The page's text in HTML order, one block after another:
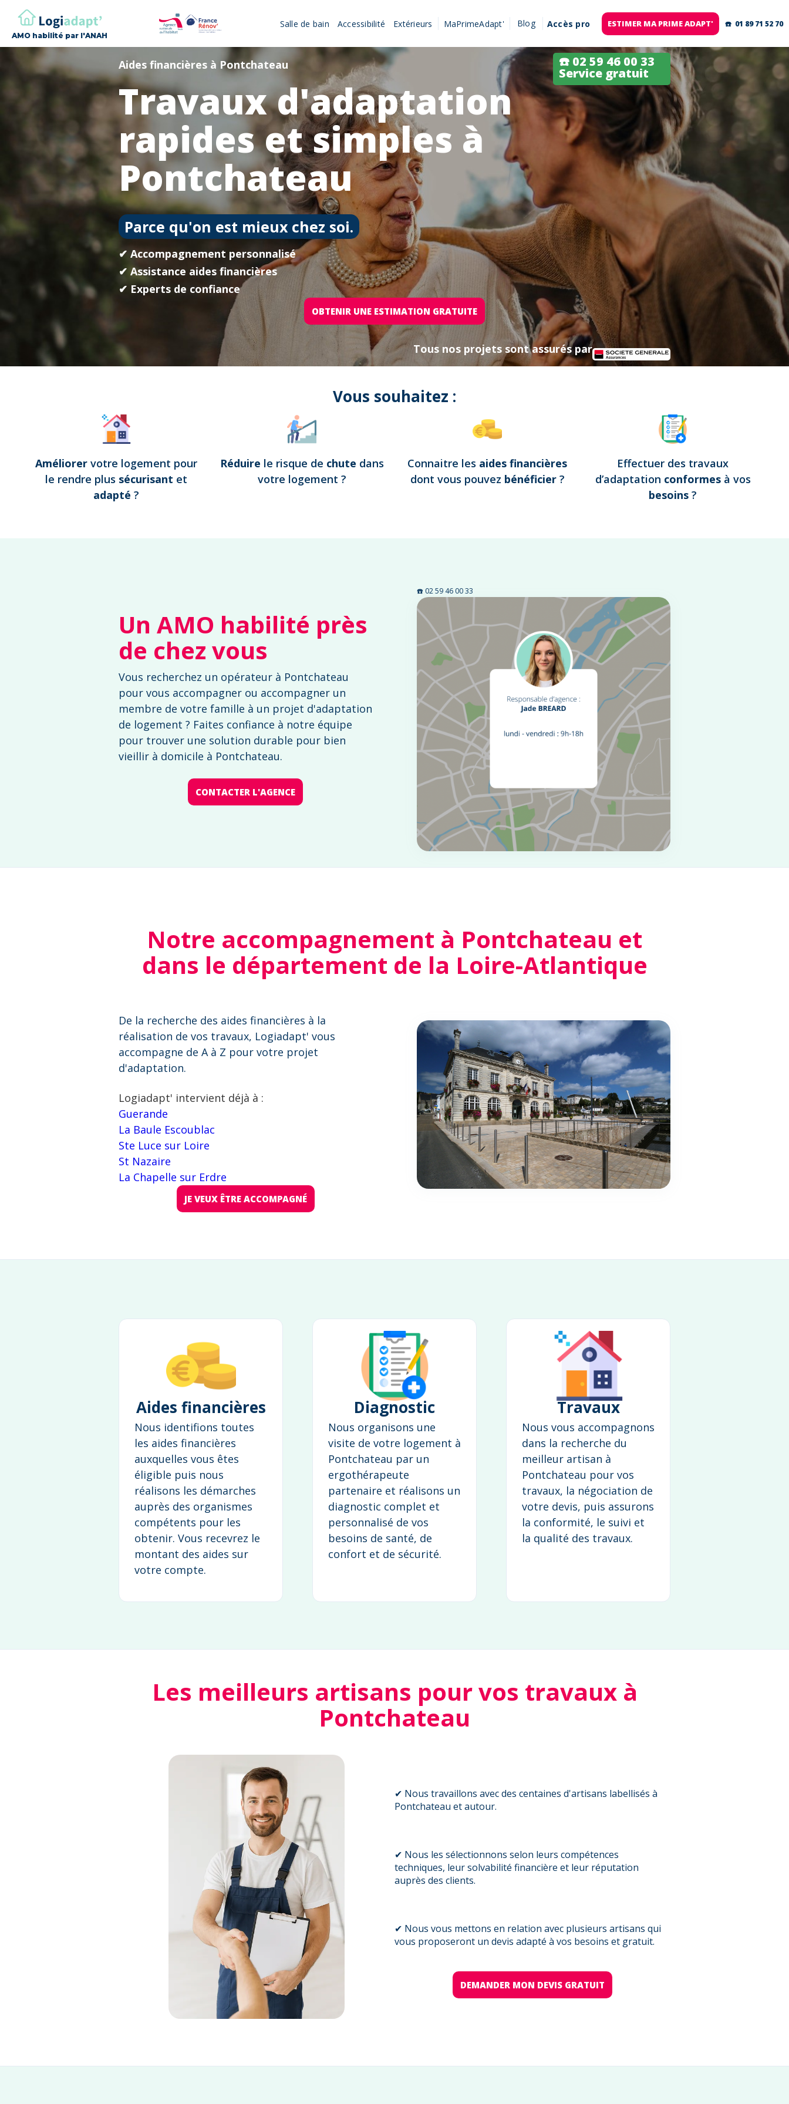
AMO habilité par l'ANAH
Salle de bain Accessibilité Extérieurs MaPrimeAdapt' Blog Accès pro ESTIMER MA PRIME ADAPT' ☎️ 01 89 71 52 70
☎️ 02 59 46 00 33
Service gratuit
Aides financières à Pontchateau
Travaux d'adaptation
rapides et simples à
Pontchateau
Parce qu'on est mieux chez soi.
✔ Accompagnement personnalisé
✔ Assistance aides financières
✔ Experts de confiance
OBTENIR UNE ESTIMATION GRATUITE
Tous nos projets sont assurés par
Vous souhaitez :
Améliorer votre logement pour
le rendre plus sécurisant et
adapté ?
Réduire le risque de chute dans
votre logement ?
Connaitre les aides financières
dont vous pouvez bénéficier ?
Effectuer des travaux
d’adaptation conformes à vos
besoins ?
Un AMO habilité près
de chez vous
Vous recherchez un opérateur à Pontchateau
pour vous accompagner ou accompagner un
membre de votre famille à un projet d'adaptation
de logement ? Faites confiance à notre équipe
pour trouver une solution durable pour bien
vieillir à domicile à Pontchateau.
CONTACTER L'AGENCE
☎️ 02 59 46 00 33
Notre accompagnement à Pontchateau et
dans le département de la Loire-Atlantique
De la recherche des aides financières à la
réalisation de vos travaux, Logiadapt' vous
accompagne de A à Z pour votre projet
d'adaptation.
Logiadapt' intervient déjà à :
Guerande
La Baule Escoublac
Ste Luce sur Loire
St Nazaire
La Chapelle sur Erdre
JE VEUX ÊTRE ACCOMPAGNÉ
Aides financières
Nous identifions toutes
les aides financières
auxquelles vous êtes
éligible puis nous
réalisons les démarches
auprès des organismes
compétents pour les
obtenir. Vous recevrez le
montant des aides sur
votre compte.
Diagnostic
Nous organisons une
visite de votre logement à
Pontchateau par un
ergothérapeute
partenaire et réalisons un
diagnostic complet et
personnalisé de vos
besoins de santé, de
confort et de sécurité.
Travaux
Nous vous accompagnons
dans la recherche du
meilleur artisan à
Pontchateau pour vos
travaux, la négociation de
votre devis, puis assurons
la conformité, le suivi et
la qualité des travaux.
Les meilleurs artisans pour vos travaux à
Pontchateau
✔ Nous travaillons avec des centaines d'artisans labellisés à
Pontchateau et autour.
✔ Nous les sélectionnons selon leurs compétences
techniques, leur solvabilité financière et leur réputation
auprès des clients.
✔ Nous vous mettons en relation avec plusieurs artisans qui
vous proposeront un devis adapté à vos besoins et gratuit.
DEMANDER MON DEVIS GRATUIT